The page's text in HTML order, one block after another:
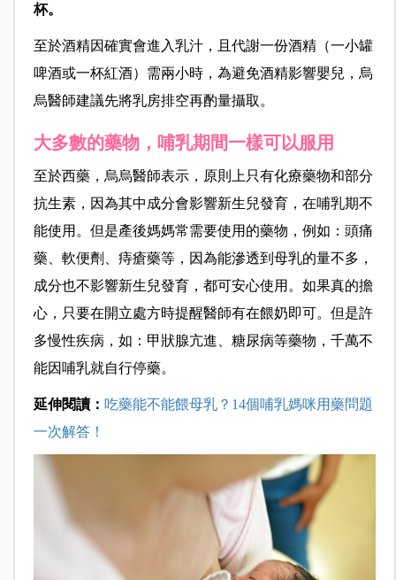
杯。
至於酒精因確實會進入乳汁，且代謝一份酒精（一小罐
啤酒或一杯紅酒）需兩小時，為避免酒精影響嬰兒，烏
烏醫師建議先將乳房排空再酌量攝取。
大多數的藥物，哺乳期間一樣可以服用
至於西藥，烏烏醫師表示，原則上只有化療藥物和部分
抗生素，因為其中成分會影響新生兒發育，在哺乳期不
能使用。但是產後媽媽常需要使用的藥物，例如：頭痛
藥、軟便劑、痔瘡藥等，因為能滲透到母乳的量不多，
成分也不影響新生兒發育，都可安心使用。如果真的擔
心，只要在開立處方時提醒醫師有在餵奶即可。但是許
多慢性疾病，如：甲狀腺亢進、糖尿病等藥物，千萬不
能因哺乳就自行停藥。
延伸閱讀： 吃藥能不能餵母乳？14個哺乳媽咪用藥問題
一次解答！